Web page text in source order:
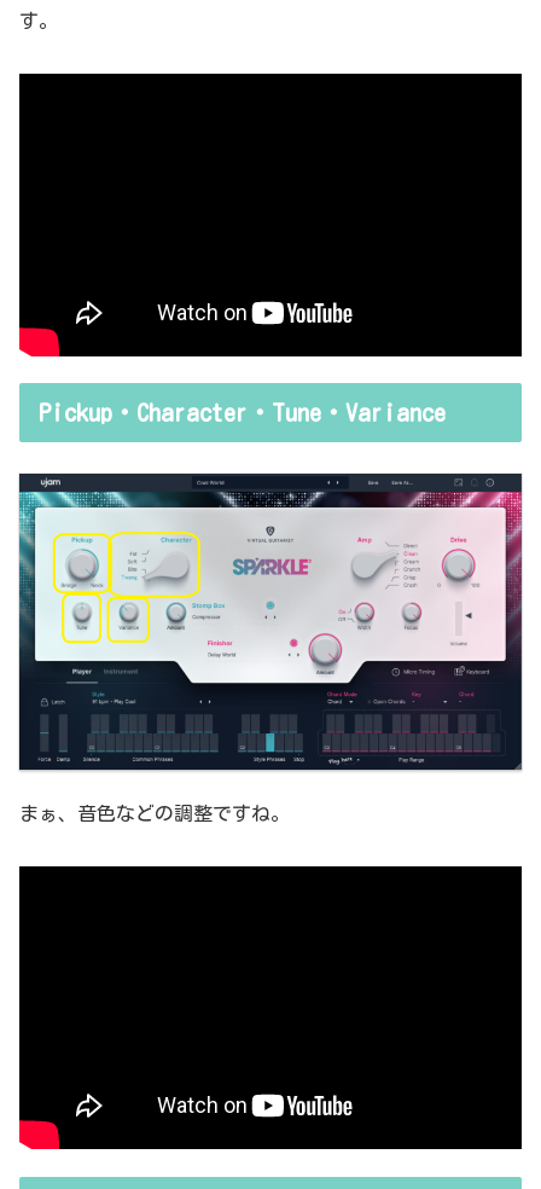
す。
Pickup・Character・Tune・Variance
まぁ、音色などの調整ですね。